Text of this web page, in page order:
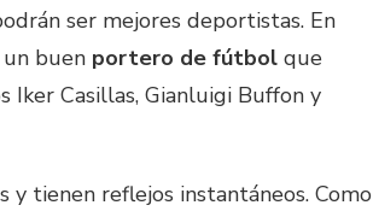
ser mejores deportistas. En
buen portero de fútbol que
Casillas, Gianluigi Buffon y
tienen reflejos instantáneos. Como